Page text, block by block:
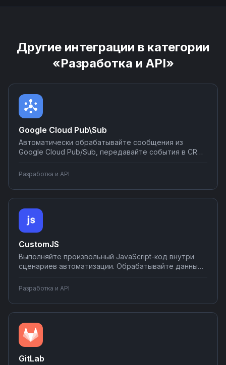
Другие интеграции в категории
«Разработка и API»
Google Cloud Pub\Sub
Автоматически обрабатывайте сообщения из
Google Cloud Pub/Sub, передавайте события в CRM-
инструменты. Создавайте триггеры на основе
топиков, маршрутизируйте данные между
микросервисами и настраивайте уведомления об
ошибках через Nodul.
Разработка и API
CustomJS
Выполняйте произвольный JavaScript-код внутри
сценариев автоматизации. Обрабатывайте данные,
информацию между сервисами. Используйте
CustomJS для задач, которые требуют
программной обработки — от простых вычислений
до сложных алгоритмов.
Разработка и API
GitLab